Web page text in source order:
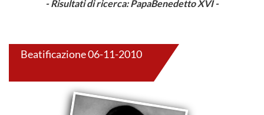
- Risultati di ricerca: PapaBenedetto XVI -
Beatificazione 06-11-2010